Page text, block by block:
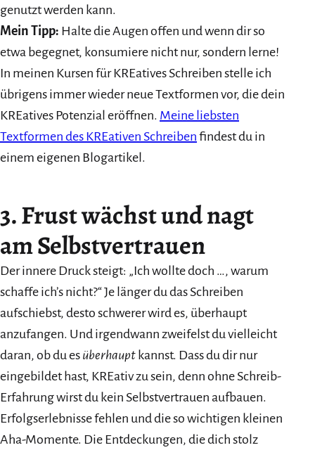
genutzt werden kann.
Mein Tipp: Halte die Augen offen und wenn dir so
etwa begegnet, konsumiere nicht nur, sondern lerne!
In meinen Kursen für KREatives Schreiben stelle ich
übrigens immer wieder neue Textformen vor, die dein
KREatives Potenzial eröffnen. Meine liebsten
Textformen des KREativen Schreiben findest du in
einem eigenen Blogartikel.
3. Frust wächst und nagt
am Selbstvertrauen
Der innere Druck steigt: „Ich wollte doch …, warum
schaffe ich’s nicht?“ Je länger du das Schreiben
aufschiebst, desto schwerer wird es, überhaupt
anzufangen. Und irgendwann zweifelst du vielleicht
daran, ob du es überhaupt kannst. Dass du dir nur
eingebildet hast, KREativ zu sein, denn ohne Schreib-
Erfahrung wirst du kein Selbstvertrauen aufbauen.
Erfolgserlebnisse fehlen und die so wichtigen kleinen
Aha-Momente. Die Entdeckungen, die dich stolz